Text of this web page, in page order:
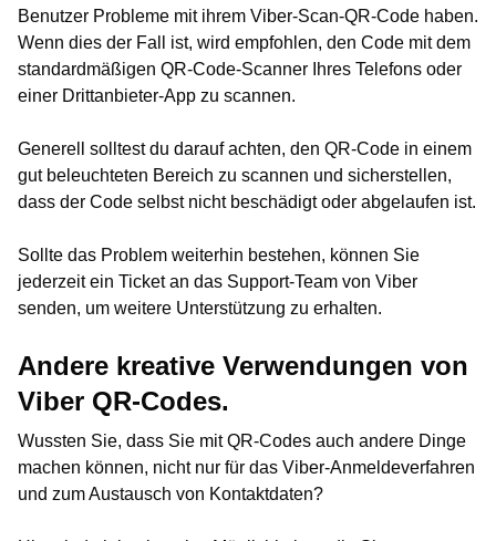
Benutzer Probleme mit ihrem Viber-Scan-QR-Code haben.
Wenn dies der Fall ist, wird empfohlen, den Code mit dem
standardmäßigen QR-Code-Scanner Ihres Telefons oder
einer Drittanbieter-App zu scannen.
Generell solltest du darauf achten, den QR-Code in einem
gut beleuchteten Bereich zu scannen und sicherstellen,
dass der Code selbst nicht beschädigt oder abgelaufen ist.
Sollte das Problem weiterhin bestehen, können Sie
jederzeit ein Ticket an das Support-Team von Viber
senden, um weitere Unterstützung zu erhalten.
Andere kreative Verwendungen von
Viber QR-Codes.
Wussten Sie, dass Sie mit QR-Codes auch andere Dinge
machen können, nicht nur für das Viber-Anmeldeverfahren
und zum Austausch von Kontaktdaten?